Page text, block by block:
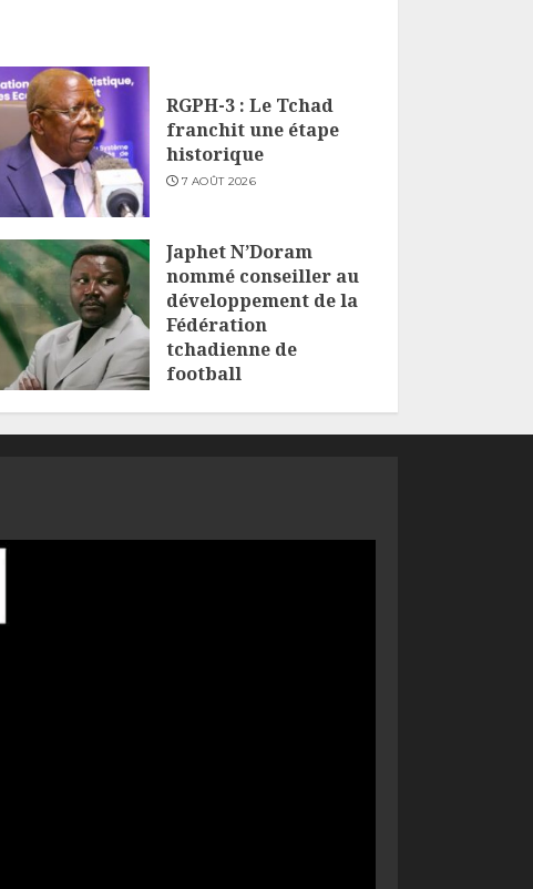
RGPH-3 : Le Tchad
franchit une étape
historique
7 AOÛT 2026
Japhet N’Doram
nommé conseiller au
développement de la
Fédération
tchadienne de
football